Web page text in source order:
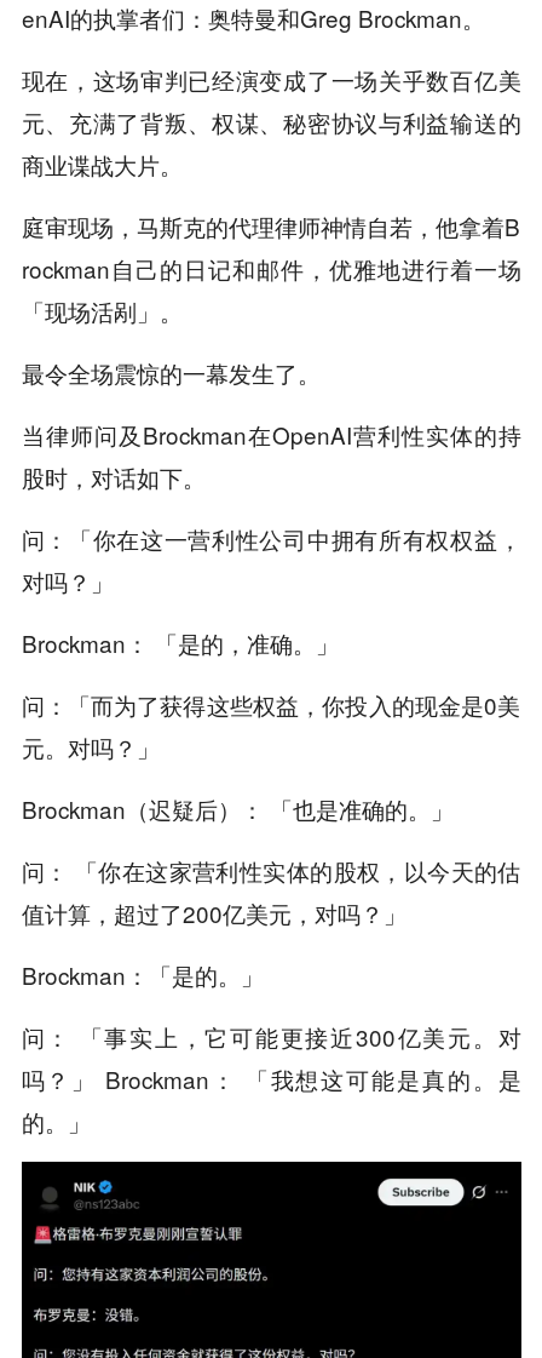
enAI的执掌者们：奥特曼和Greg Brockman。
现在，这场审判已经演变成了一场关乎数百亿美
元、充满了背叛、权谋、秘密协议与利益输送的
商业谍战大片。
庭审现场，马斯克的代理律师神情自若，他拿着B
rockman自己的日记和邮件，优雅地进行着一场
「现场活剐」。
最令全场震惊的一幕发生了。
当律师问及Brockman在OpenAI营利性实体的持
股时，对话如下。
问：「你在这一营利性公司中拥有所有权权益，
对吗？」
Brockman： 「是的，准确。」
问：「而为了获得这些权益，你投入的现金是0美
元。对吗？」
Brockman（迟疑后）： 「也是准确的。」
问： 「你在这家营利性实体的股权，以今天的估
值计算，超过了200亿美元，对吗？」
Brockman：「是的。」
问： 「事实上，它可能更接近300亿美元。对
吗？」 Brockman： 「我想这可能是真的。是
的。」